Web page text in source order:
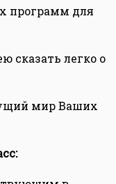
программ для
сказать легко о
мир Ваших